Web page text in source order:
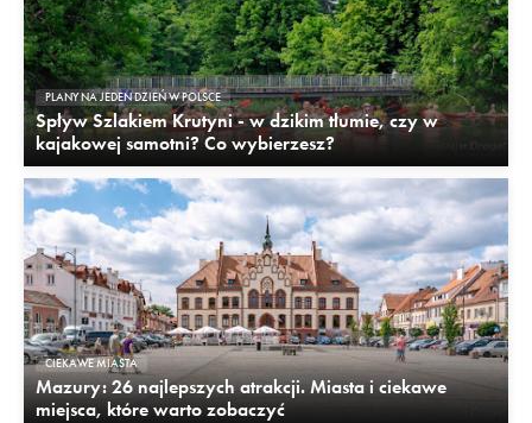
PLANY NA JEDEN DZIEŃ W POLSCE
Spływ Szlakiem Krutyni - w dzikim tłumie, czy w
kajakowej samotni? Co wybierzesz?
CIEKAWE MIASTA
Mazury: 26 najlepszych atrakcji. Miasta i ciekawe
miejsca, które warto zobaczyć